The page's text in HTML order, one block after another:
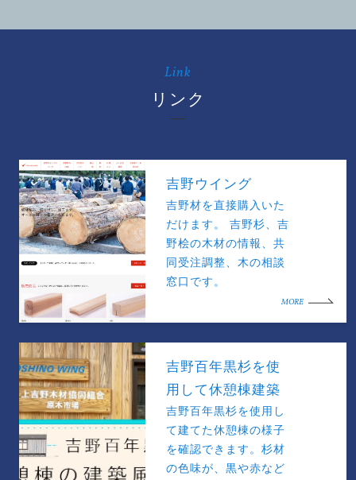
Link
リンク
吉野ウイング
吉野材を直接購入いた
だけます。 吉野杉、吉
野桧の木材の情報、共
同受注調整、木の相談
窓口です。
MORE
吉野百年黒杉を使
用して休憩棟建築
吉野百年黒杉を使用し
て建てた休憩棟の様子
を確認できます。杉材
の色味が、黒や赤など